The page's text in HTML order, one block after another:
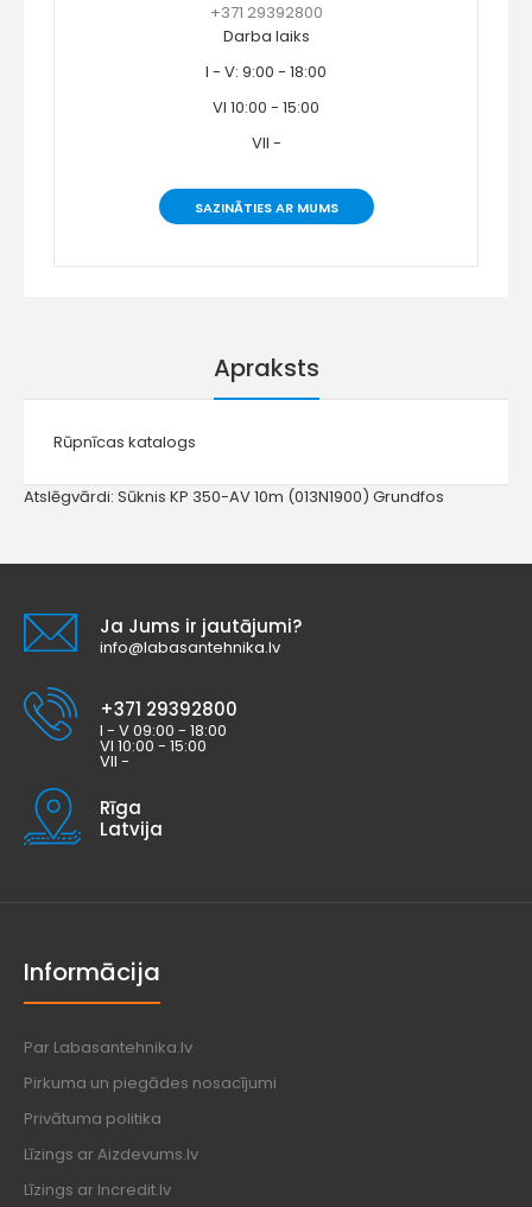
+371 29392800
Darba laiks
I - V: 9:00 - 18:00
VI 10:00 - 15:00
VII -
SAZINĀTIES AR MUMS
Apraksts
Rūpnīcas katalogs
Atslēgvārdi: Sūknis KP 350-AV 10m (013N1900) Grundfos
Ja Jums ir jautājumi?
info@labasantehnika.lv
+371 29392800
I - V 09:00 - 18:00
VI 10:00 - 15:00
VII -
Rīga
Latvija
Informācija
Par Labasantehnika.lv
Pirkuma un piegādes nosacījumi
Privātuma politika
Līzings ar Aizdevums.lv
Līzings ar Incredit.lv